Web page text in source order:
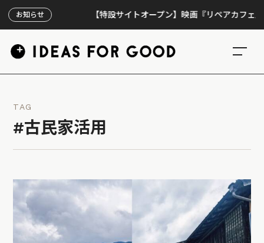
お知らせ 【特設サイトオープン】映画『リペアカフェ』、上
TAG
#古民家活用